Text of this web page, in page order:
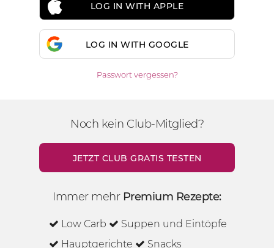
LOG IN WITH APPLE
LOG IN WITH GOOGLE
Passwort vergessen?
Noch kein Club-Mitglied?
JETZT CLUB GRATIS TESTEN
Immer mehr Premium Rezepte:
Low Carb
Suppen und Eintöpfe
Hauptgerichte
Snacks